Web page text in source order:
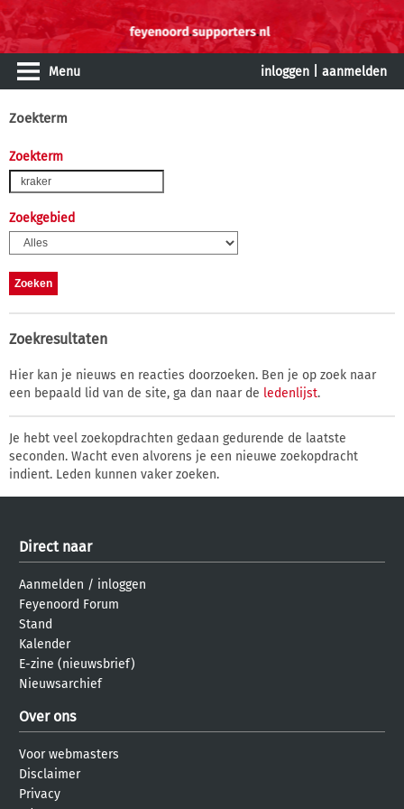
Menu inloggen aanmelden
Zoekterm
Zoekterm
Zoekgebied
Zoekresultaten
Hier kan je nieuws en reacties doorzoeken. Ben je op zoek naar
een bepaald lid van de site, ga dan naar de ledenlijst.
Je hebt veel zoekopdrachten gedaan gedurende de laatste
seconden. Wacht even alvorens je een nieuwe zoekopdracht
indient. Leden kunnen vaker zoeken.
Direct naar
Aanmelden / inloggen
Feyenoord Forum
Stand
Kalender
E-zine (nieuwsbrief)
Nieuwsarchief
Over ons
Voor webmasters
Disclaimer
Privacy